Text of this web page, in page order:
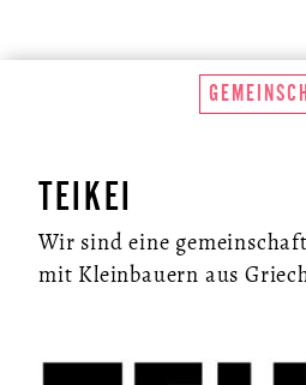
TEIKEI
Wir sind eine
mit Kleinbauern aus